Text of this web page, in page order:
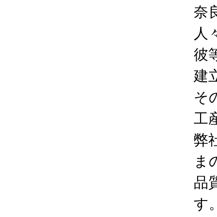
奈
人
彼
建
そ
工
弊
ま
品
す